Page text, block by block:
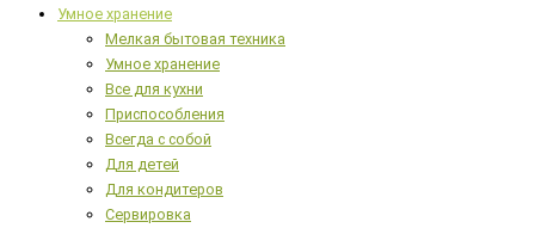
Умное хранение
Мелкая бытовая техника
Умное хранение
Все для кухни
Приспособления
Всегда с собой
Для детей
Для кондитеров
Сервировка